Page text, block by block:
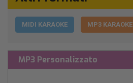
MIDI KARAOKE MP3 KARAOKE
MP3 Personalizzato